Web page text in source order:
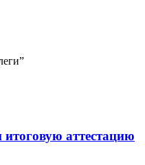
аттестацию